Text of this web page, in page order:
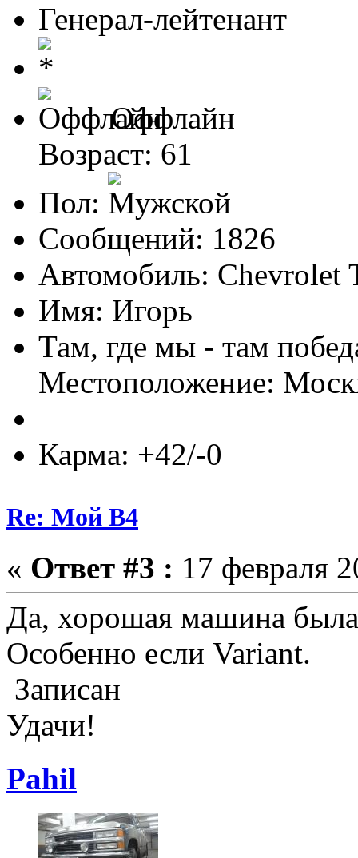
Генерал-лейтенант
Оффлайн
Возраст: 61
Пол:
Сообщений: 1826
Автомобиль:
Имя: Игорь
Там, где мы - там
Местоположение:
Карма: +42/-0
Re: Мой B4
« Ответ #3 : 17 февраля
Да, хорошая машина
Особенно если Variant.
Записан
Удачи!
Pahil